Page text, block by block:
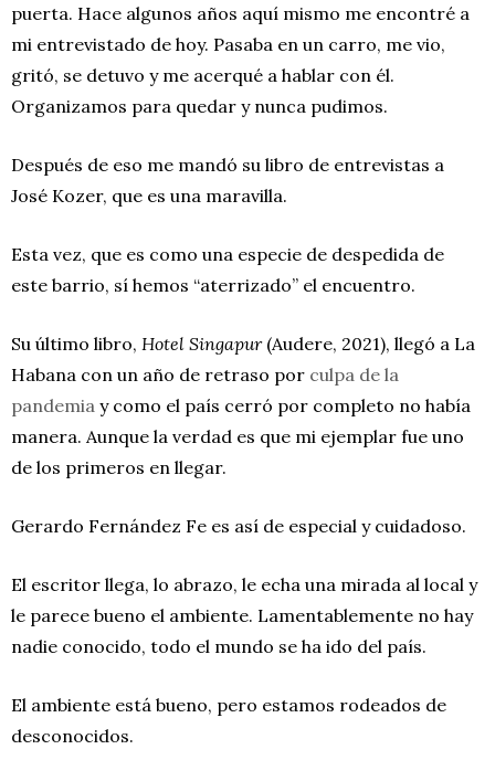
puerta. Hace algunos años aquí mismo me encontré a
mi entrevistado de hoy. Pasaba en un carro, me vio,
gritó, se detuvo y me acerqué a hablar con él.
Organizamos para quedar y nunca pudimos.
Después de eso me mandó su libro de entrevistas a
José Kozer, que es una maravilla.
Esta vez, que es como una especie de despedida de
este barrio, sí hemos “aterrizado” el encuentro.
Su último libro, Hotel Singapur(Audere, 2021), llegó a La
Habana con un año de retraso por culpa de la
pandemia y como el país cerró por completo no había
manera. Aunque la verdad es que mi ejemplar fue uno
de los primeros en llegar.
Gerardo Fernández Fe es así de especial y cuidadoso.
El escritor llega, lo abrazo, le echa una mirada al local y
le parece bueno el ambiente. Lamentablemente no hay
nadie conocido, todo el mundo se ha ido del país.
El ambiente está bueno, pero estamos rodeados de
desconocidos.